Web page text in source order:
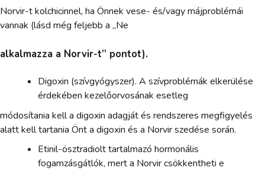
Norvir-t kolchicinnel, ha Önnek vese- és/vagy májproblémái
vannak (lásd még feljebb a „Ne
alkalmazza a Norvir-t” pontot).
Digoxin (szívgyógyszer). A szívproblémák elkerülése
érdekében kezelőorvosának esetleg
módosítania kell a digoxin adagját és rendszeres megfigyelés
alatt kell tartania Önt a digoxin és a Norvir szedése során.
Etinil-ösztradiolt tartalmazó hormonális
fogamzásgátlók, mert a Norvir csökkentheti e